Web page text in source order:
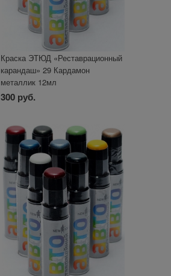
Краска ЭТЮД «Реставрационный
карандаш» 29 Кардамон
металлик 12мл
300 руб.